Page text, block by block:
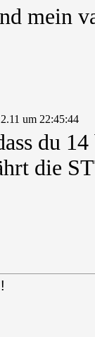
mein
um 22:45:44
du 14
die